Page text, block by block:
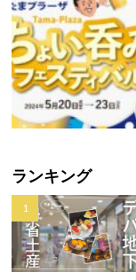
ランキング